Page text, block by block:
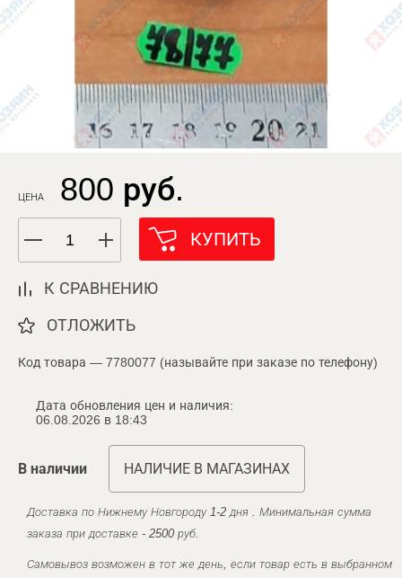
ЦЕНА 800 руб.
КУПИТЬ
К СРАВНЕНИЮ
ОТЛОЖИТЬ
Код товара — 7780077 (называйте при заказе по телефону)
Дата обновления цен и наличия:
06.08.2026 в 18:43
В наличии НАЛИЧИЕ В МАГАЗИНАХ
Доставка по Нижнему Новгороду 1-2 дня . Минимальная сумма
заказа при доставке - 2500 руб.
Самовывоз возможен в тот же день, если товар есть в выбранном